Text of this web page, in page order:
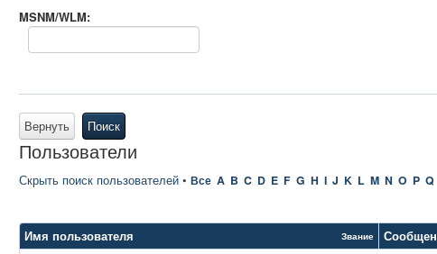
MSNM/WLM:
Вернуть Поиск
Пользователи
Скрыть поиск пользователей • Все A B C D E F G H I J K L M N O P Q
Имя пользователя
Звание